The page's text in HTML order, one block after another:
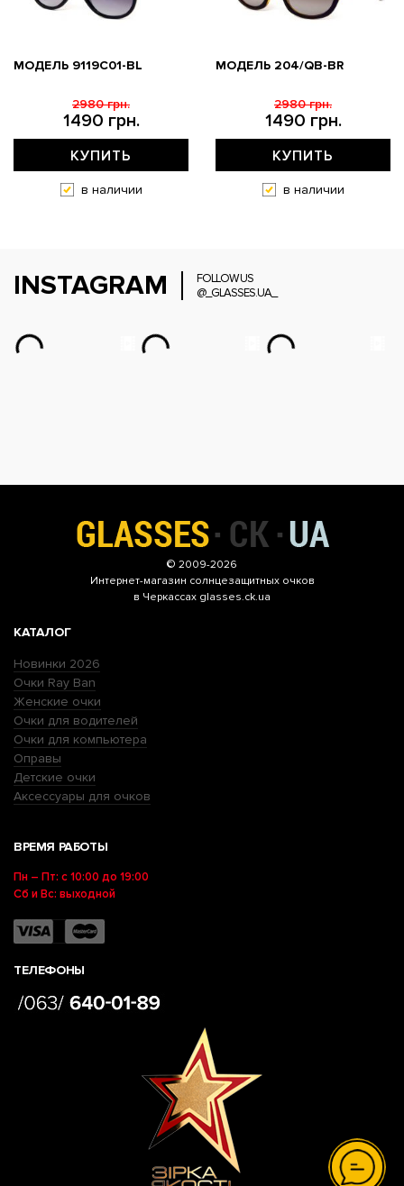
МОДЕЛЬ 9119С01-BL
1490 грн.
2980 грн.
КУПИТЬ
в наличии
МОДЕЛЬ 204/QB-BR
1490 грн.
2980 грн.
КУПИТЬ
в наличии
INSTAGRAM
FOLLOW US
@_GLASSES.UA_
© 2009-2026
Интернет-магазин солнцезащитных очков
в Черкассах glasses.ck.ua
КАТАЛОГ
Новинки 2026
Очки Ray Ban
Женские очки
Очки для водителей
Очки для компьютера
Оправы
Детские очки
Аксессуары для очков
ВРЕМЯ РАБОТЫ
Пн – Пт: с 10:00 до 19:00
Сб и Вс: выходной
ТЕЛЕФОНЫ